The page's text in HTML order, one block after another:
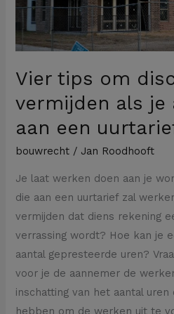
Vier tips om
vermijden als je
aan een
bouwrecht / Jan Roodhooft
Je laat werken doen aan je
die aan een uurtarief zal
vermijden dat diens rekening
verrassing wordt? Hoe kan je
aantal gepresteerde uren?
voor je de aannemer de
inschatting van het aantal
hebben om de werken uit te
aannemer
aan
uurtarief
werkt